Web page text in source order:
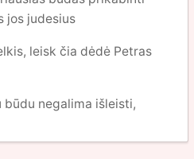
jos judesius
leisk čia dėdė Petras
negalima išleisti,